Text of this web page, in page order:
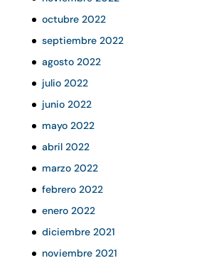
octubre 2022
septiembre 2022
agosto 2022
julio 2022
junio 2022
mayo 2022
abril 2022
marzo 2022
febrero 2022
enero 2022
diciembre 2021
noviembre 2021